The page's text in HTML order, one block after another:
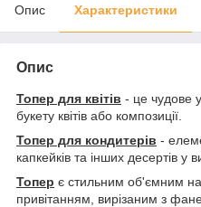
Опис Характеристики
Опис
Топер для квітів - це чудове
букету квітів або композиції.
Топер для кондитерів -
капкейків та інших десертів у
Топер є стильним об'ємним
привітанням, вирізаним з